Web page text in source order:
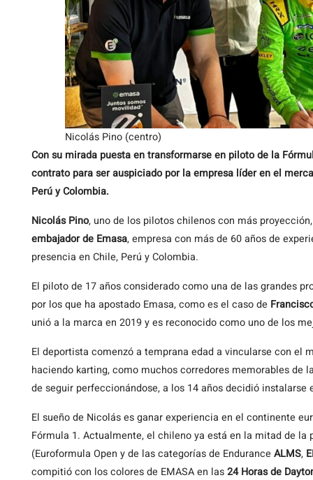
Nicolás Pino (centro)
Con su mirada puesta en transformarse en piloto de la
contrato para ser auspiciado por la empresa líder en el
Perú y Colombia.
Nicolás Pino, uno de los pilotos chilenos con más
embajador de Emasa, empresa con más de 60 años de
presencia en Chile, Perú y Colombia.
El piloto de 17 años considerado como una de las grandes
por los que ha apostado Emasa, como es el caso de
unió a la marca en 2019 y es reconocido como uno de los
El deportista comenzó a temprana edad a vincularse con el
haciendo karting, como muchos corredores memorables
de seguir perfeccionándose, a los 14 años decidió instalarse
El sueño de Nicolás es ganar experiencia en el continente
Fórmula 1. Actualmente, el chileno ya está en la mitad de la
(Euroformula Open y de las categorías de Endurance ALMS,
compitió con los colores de EMASA en las24 Horas de